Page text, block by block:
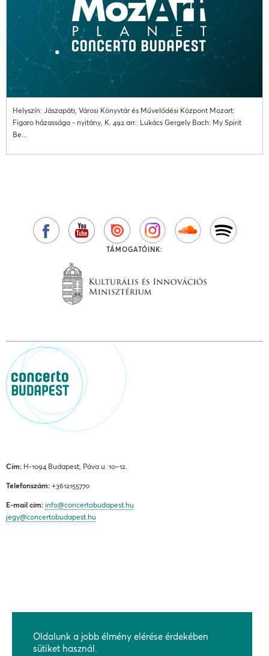
Helyszín: Jászapáti, Városi Könyvtár és Művelődési Központ Mozart:
Figaro házassága - nyitány, K. 492 arr.: Lukács Gergely Bach: My Spirit
Be...
TÁMOGATÓINK:
Cím: H-1094 Budapest, Páva u. 10–12.
Telefonszám: +3612155770
E-mail cím: info@concertobudapest.hu
jegy@concertobudapest.hu
ADATKEZELÉSI ÉS ADATVÉDELMI TÁJÉKOZTATÓ
BEJELENTÉSI RENDSZEREK
Oldalunk a jobb élmény elérése érdekében
sütiket használ.